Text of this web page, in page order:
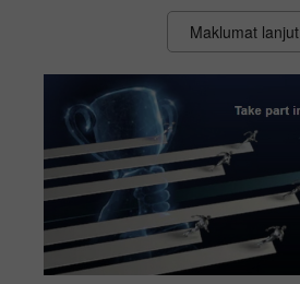
Maklumat lanjut